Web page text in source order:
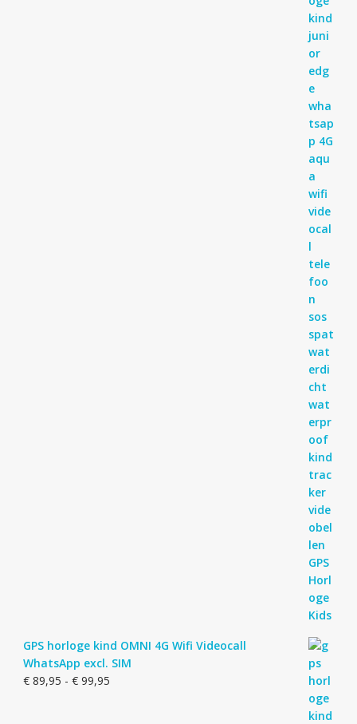
GPS horloge kind OMNI 4G Wifi Videocall
WhatsApp excl. SIM
€89,95 - €99,95Prijsklasse: